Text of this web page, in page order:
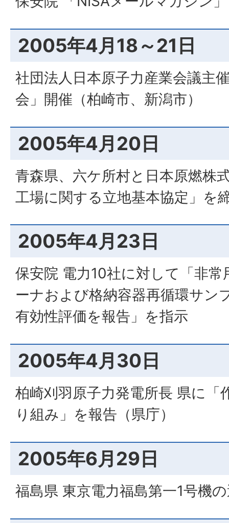
2005年4月18～21日
社団法人日本原子力産業会議主
会」開催（柏崎市、新潟市）
2005年4月20日
青森県、六ケ所村と日本原燃株
工場に関する立地基本協定」を
2005年4月23日
保安院 電力10社に対して「非
ーナおよび格納容器再循環サン
有効性評価を報告」を指示
2005年4月30日
柏崎刈羽原子力発電所長 県に「
り組み」を報告（県庁）
2005年6月29日
福島県 東京電力福島第一1号機